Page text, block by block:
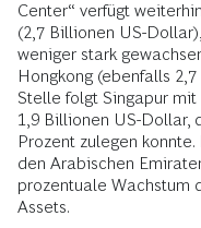
Center“ verfügt
(2,7 Billionen US-
weniger stark
Hongkong (ebenfalls
Stelle folgt Singapur
1,9 Billionen US-Dollar,
Prozent zulegen
den Arabischen
prozentuale Wachstum
Assets.